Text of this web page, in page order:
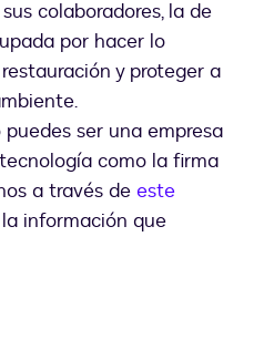
colaboradores, la de
por hacer lo
y proteger a
ser una empresa
como la firma
a través de este
información que